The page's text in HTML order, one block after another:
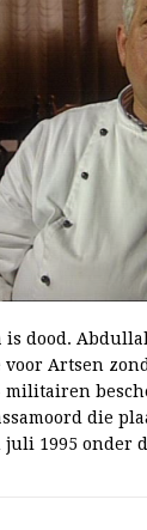
is dood.
Artsen
militairen
die
1995 onder